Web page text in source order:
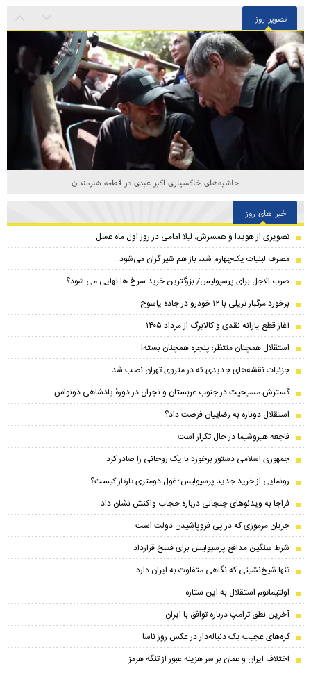
تصویر روز
حاشیه‌های خاکسپاری اکبر عبدی در قطعه هنرمندان
خبر های روز
تصویری از هویدا و همسرش، لیلا امامی در روز اول ماه عسل
مصرف لبنیات یک‌چهارم شد، باز هم شیر گران می‌شود
ضرب الاجل برای پرسپولیس/ بزرگترین خرید سرخ ها نهایی می شود؟
برخورد مرگبار تریلی با ۱۲ خودرو در جاده یاسوج
آغاز قطع یارانه نقدی و کالابرگ از مرداد ۱۴۰۵
استقلال همچنان منتظر؛ پنجره همچنان بسته!
جزئیات نقشه‌های جدیدی که در متروی تهران نصب شد
گسترش مسیحیت در جنوب عربستان و نجران در دورهٔ پادشاهی ذونواس
استقلال دوباره به رضاییان فرصت داد؟
فاجعه هیروشیما در حال تکرار است
جمهوری اسلامی دستور برخورد با یک روحانی را صادر کرد
رونمایی از خرید جدید پرسپولیس؛ غول دومتری تارتار کیست؟
فراجا به ویدئوهای جنجالی درباره حجاب واکنش نشان داد
جریان مرموزی که در پی فروپاشیدن دولت است
شرط سنگین مدافع پرسپولیس برای فسخ قرارداد
تنها شیخ‌نشینی که نگاهی متفاوت به ایران دارد
اولتیماتوم استقلال به این ستاره
آخرین نطق ترامپ درباره توافق با ایران
گره‌های عجیب یک دنباله‌دار در عکس روز ناسا
اختلاف ایران و عمان بر سر هزینه عبور از تنگه هرمز